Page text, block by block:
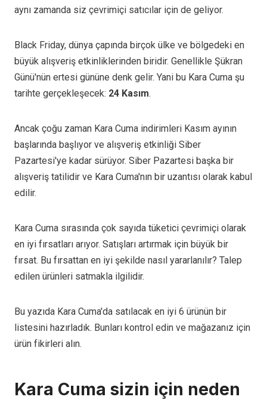
aynı zamanda siz çevrimiçi satıcılar için de geliyor.
Black Friday, dünya çapında birçok ülke ve bölgedeki en
büyük alışveriş etkinliklerinden biridir. Genellikle Şükran
Günü'nün ertesi gününe denk gelir. Yani bu Kara Cuma şu
tarihte gerçekleşecek: 24 Kasım.
Ancak çoğu zaman Kara Cuma indirimleri Kasım ayının
başlarında başlıyor ve alışveriş etkinliği Siber
Pazartesi'ye kadar sürüyor. Siber Pazartesi başka bir
alışveriş tatilidir ve Kara Cuma'nın bir uzantısı olarak kabul
edilir.
Kara Cuma sırasında çok sayıda tüketici çevrimiçi olarak
en iyi fırsatları arıyor. Satışları artırmak için büyük bir
fırsat. Bu fırsattan en iyi şekilde nasıl yararlanılır? Talep
edilen ürünleri satmakla ilgilidir.
Bu yazıda Kara Cuma'da satılacak en iyi 6 ürünün bir
listesini hazırladık. Bunları kontrol edin ve mağazanız için
ürün fikirleri alın.
Kara Cuma sizin için neden